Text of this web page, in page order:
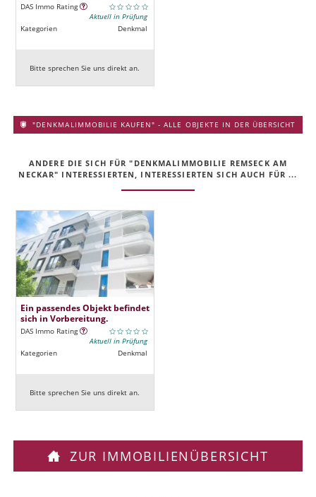
DAS Immo Rating
Aktuell in Prüfung
Kategorien
Denkmal
Bitte sprechen Sie uns direkt an.
"DENKMALIMMOBILIE KAUFEN" - ALLE OBJEKTE IN DER ÜBERSICHT
ANDERE DIE SICH FÜR "DENKMALIMMOBILIE REMSECK AM
NECKAR" INTERESSIERTEN, INTERESSIERTEN SICH AUCH FÜR ...
Ein passendes Objekt befindet
sich in Vorbereitung.
DAS Immo Rating
Aktuell in Prüfung
Kategorien
Denkmal
Bitte sprechen Sie uns direkt an.
ZUR IMMOBILIENÜBERSICHT